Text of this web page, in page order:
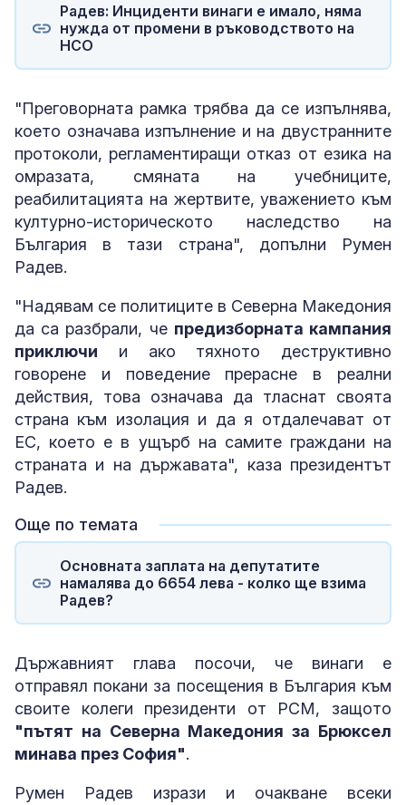
Радев: Инциденти винаги е имало, няма
нужда от промени в ръководството на
НСО
"Преговорната рамка трябва да се изпълнява,
което означава изпълнение и на двустранните
протоколи, регламентиращи отказ от езика на
омразата, смяната на учебниците,
реабилитацията на жертвите, уважението към
културно-историческото наследство на
България в тази страна", допълни Румен
Радев.
"Надявам се политиците в Северна Македония
да са разбрали, че предизборната кампания
приключи и ако тяхното деструктивно
говорене и поведение прерасне в реални
действия, това означава да тласнат своята
страна към изолация и да я отдалечават от
ЕС, което е в ущърб на самите граждани на
страната и на държавата", каза президентът
Радев.
Още по темата
Основната заплата на депутатите
намалява до 6654 лева - колко ще взима
Радев?
Държавният глава посочи, че винаги е
отправял покани за посещения в България към
своите колеги президенти от РСМ, защото
"пътят на Северна Македония за Брюксел
минава през София".
Румен Радев изрази и очакване всеки